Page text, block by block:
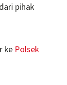
pihak
ke Polsek